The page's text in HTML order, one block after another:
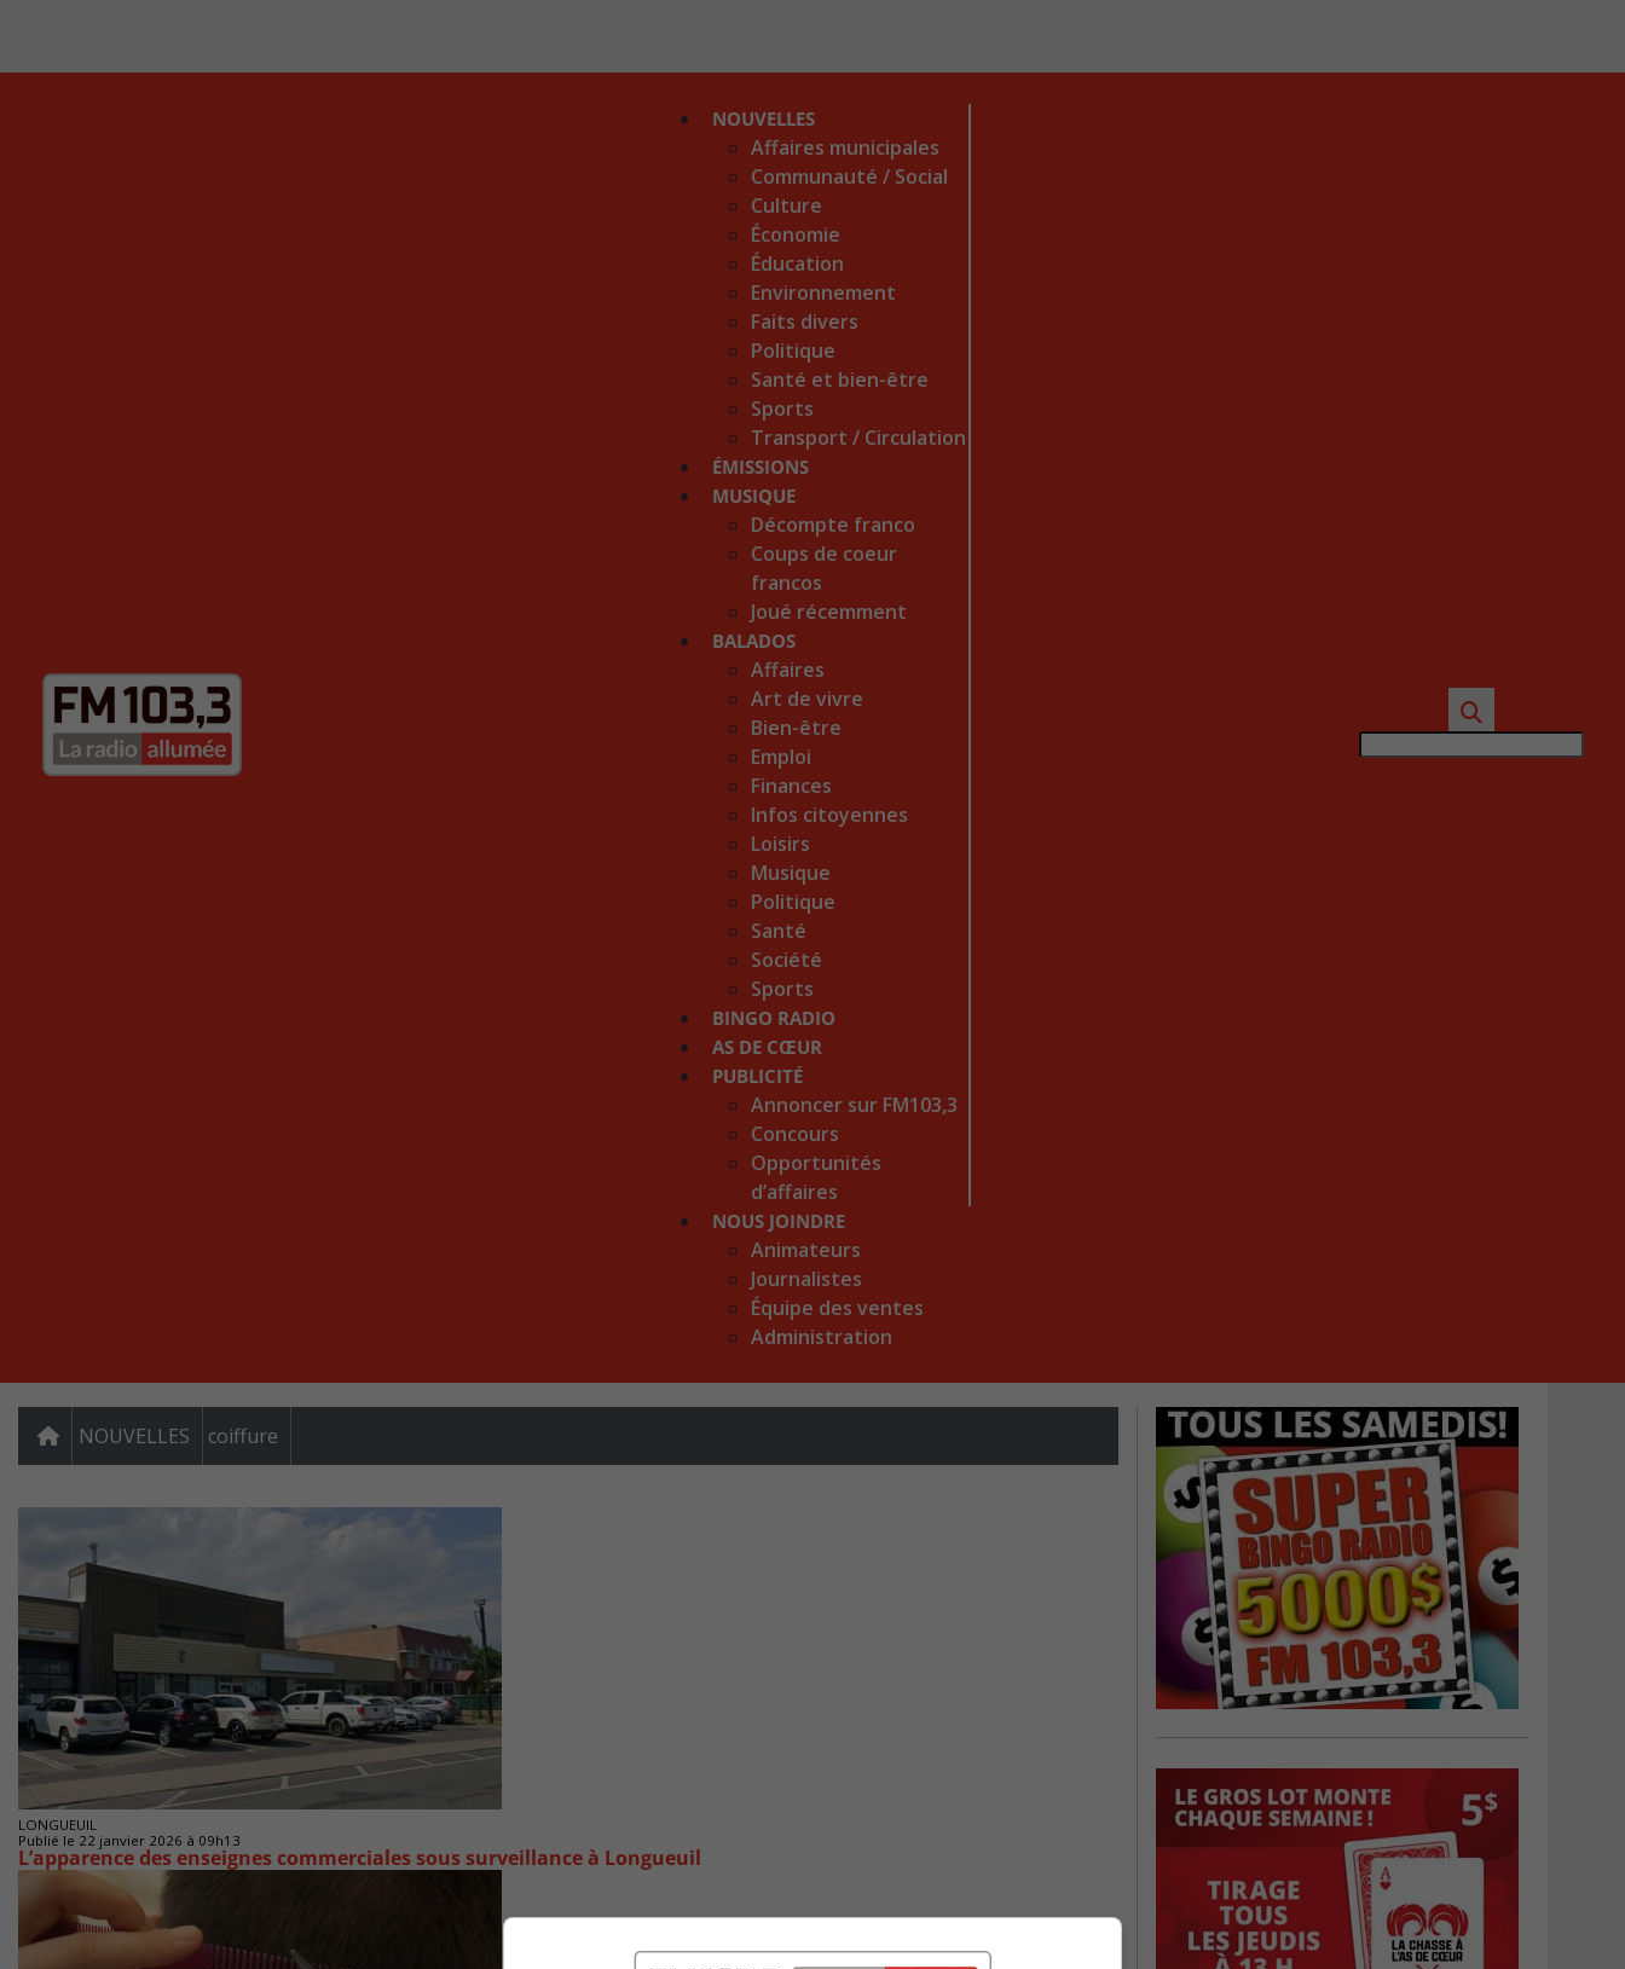
NOUVELLES
Affaires municipales
Communauté / Social
Culture
Économie
Éducation
Environnement
Faits divers
Politique
Santé et bien-être
Sports
Transport / Circulation
ÉMISSIONS
MUSIQUE
Décompte franco
Coups de coeur
francos
Joué récemment
BALADOS
Affaires
Art de vivre
Bien-être
Emploi
Finances
Infos citoyennes
Loisirs
Musique
Politique
Santé
Société
Sports
BINGO RADIO
AS DE CŒUR
PUBLICITÉ
Annoncer sur FM103,3
Concours
Opportunités
d’affaires
NOUS JOINDRE
Animateurs
Journalistes
Équipe des ventes
Administration
NOUVELLES coiffure
LONGUEUIL
Publié le 22 janvier 2026 à 09h13
L’apparence des enseignes commerciales sous surveillance à Longueuil